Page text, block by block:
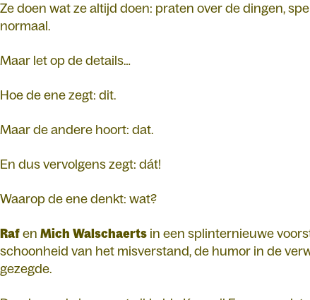
Ze doen wat ze altijd doen: praten over de dingen,
normaal.
Maar let op de details…
Hoe de ene zegt: dit.
Maar de andere hoort: dat.
En dus vervolgens zegt: dát!
Waarop de ene denkt: wat?
Raf en Mich Walschaerts in een splinternieuwe
schoonheid van het misverstand, de humor in de
gezegde.